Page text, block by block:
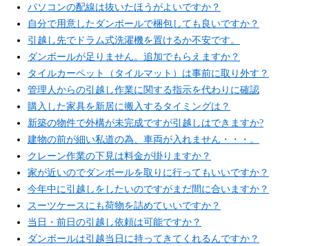
パソコンの配線は抜いたほうがよいですか？
自分で用意したダンボールで梱包しても良いですか？
引越し先でドラム式洗濯機を置けるか不安です。
ダンボールが足りません。追加でもらえますか？
タイルカーペット（タイルマット）は事前に取り外す？
管理人からの引越し作業に関する指示を代わりに確認
購入した家具を新居に搬入するタイミングは？
新築の物件で外構が未完成ですが引越しはできますか?
建物の前が細い私道の為、車両が入れません・・・。
クレーン作業の下見は料金が掛りますか？
家が近いのでダンボールを取りに行ってもいいですか？
今年中に引越しをしたいのですがまだ間に合いますか？
スーツケースにも荷物を詰めていいですか？
当日・前日の引越し依頼は可能ですか？
ダンボールは引越当日に持ってきてくれるんですか？